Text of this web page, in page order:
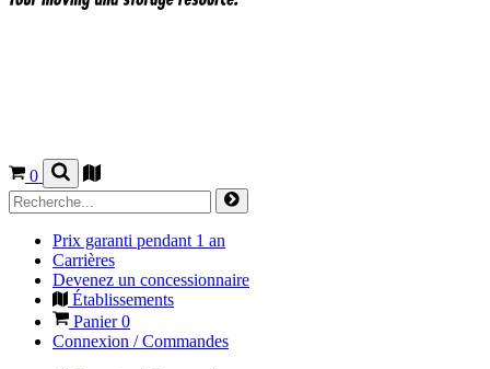
0
Prix garanti pendant 1 an
Carrières
Devenez un concessionnaire
Établissements
Panier0
Connexion / Commandes